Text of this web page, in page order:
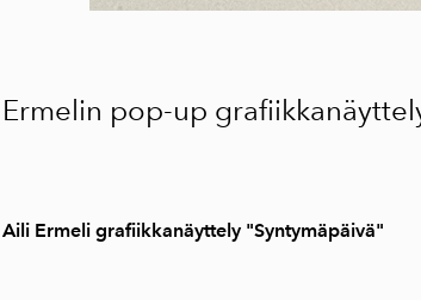
pop-up
Aili Ermeli grafiikkanäyttely "Syntymäpäivä"